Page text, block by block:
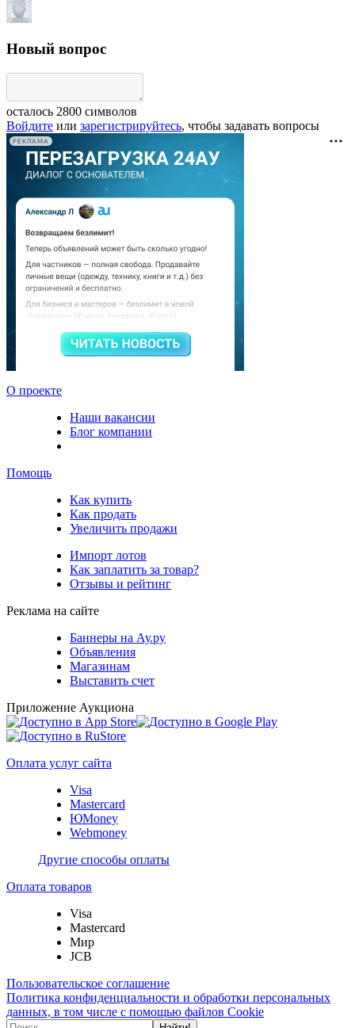
Новый вопрос
осталось 2800 символов
Войдите или зарегистрируйтесь, чтобы задавать вопросы
РЕКЛАМА
О проекте
Наши вакансии
Блог компании
Помощь
Как купить
Как продать
Увеличить продажи
Импорт лотов
Как заплатить за товар?
Отзывы и рейтинг
Реклама на сайте
Баннеры на Ау.ру
Объявления
Магазинам
Выставить счет
Приложение Аукциона
Оплата услуг сайта
Visa
Mastercard
ЮMoney
Webmoney
Другие способы оплаты
Оплата товаров
Visa
Mastercard
Мир
JCB
Пользовательское соглашение
Политика конфиденциальности и обработки персональных
данных, в том числе с помощью файлов Cookie